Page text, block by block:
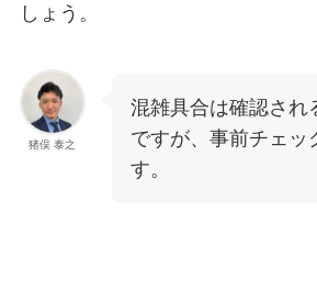
しょう。
猪俣 泰之
混雑具合は確認され
ですが、事前チェッ
す。